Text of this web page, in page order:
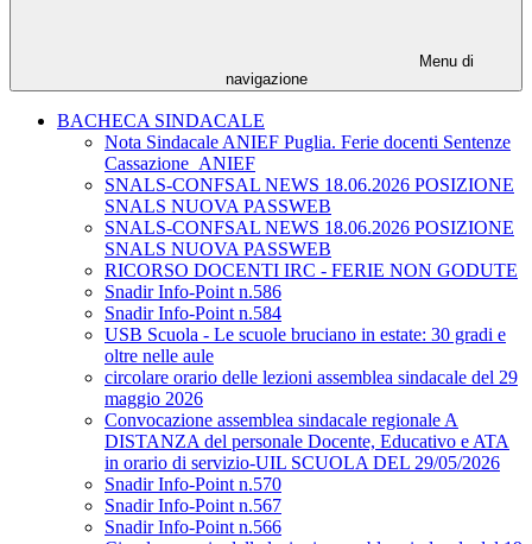
Menu di
navigazione
BACHECA SINDACALE
Nota Sindacale ANIEF Puglia. Ferie docenti Sentenze
Cassazione_ANIEF
SNALS-CONFSAL NEWS 18.06.2026 POSIZIONE
SNALS NUOVA PASSWEB
SNALS-CONFSAL NEWS 18.06.2026 POSIZIONE
SNALS NUOVA PASSWEB
RICORSO DOCENTI IRC - FERIE NON GODUTE
Snadir Info-Point n.586
Snadir Info-Point n.584
USB Scuola - Le scuole bruciano in estate: 30 gradi e
oltre nelle aule
circolare orario delle lezioni assemblea sindacale del 29
maggio 2026
Convocazione assemblea sindacale regionale A
DISTANZA del personale Docente, Educativo e ATA
in orario di servizio-UIL SCUOLA DEL 29/05/2026
Snadir Info-Point n.570
Snadir Info-Point n.567
Snadir Info-Point n.566